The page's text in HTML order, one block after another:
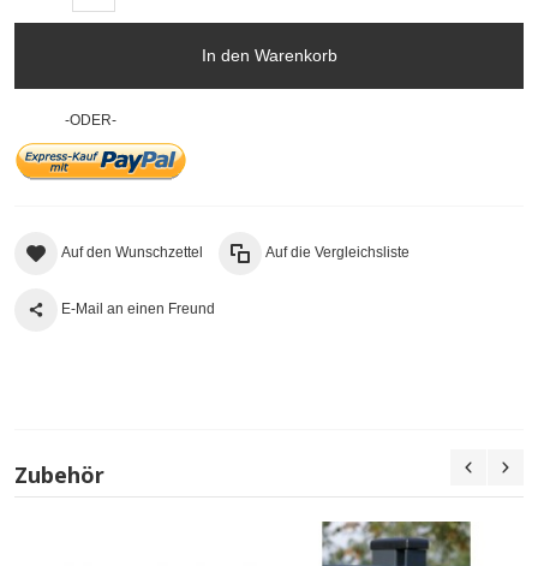
In den Warenkorb
-ODER-
Auf den Wunschzettel Auf die Vergleichsliste
E-Mail an einen Freund
Zubehör